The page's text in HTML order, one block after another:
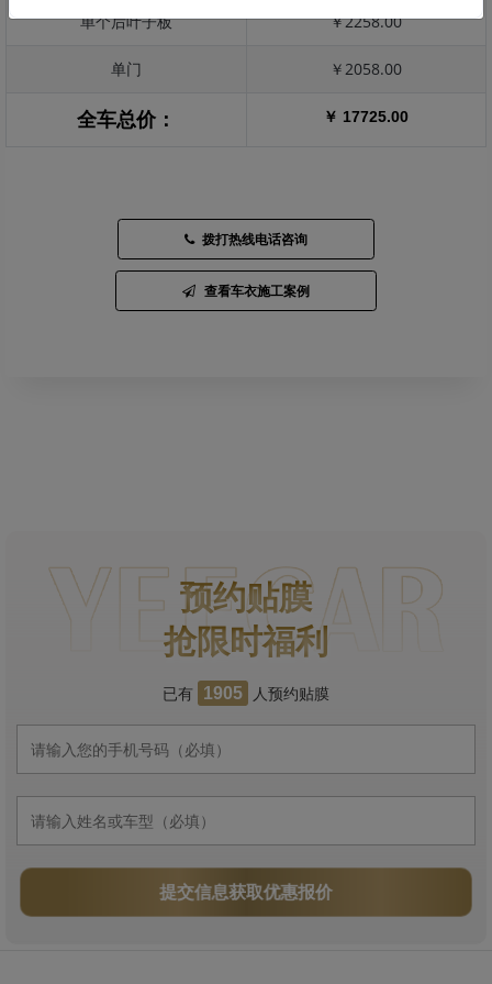
单个后叶子板 ￥2258.00
单门 ￥2058.00
全车总价： ￥ 17725.00
拨打热线电话咨询
查看车衣施工案例
预约贴膜
抢限时福利
已有 1905 人预约贴膜
提交信息获取优惠报价